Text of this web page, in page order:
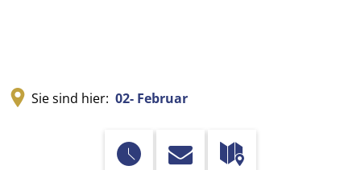
Sie sind hier: 02- Februar